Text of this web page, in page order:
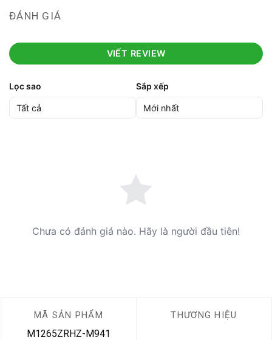
ĐÁNH GIÁ
VIẾT REVIEW
Lọc sao Sắp xếp
Chưa có đánh giá nào. Hãy là người đầu tiên!
MÃ SẢN PHẨM
M1265ZRHZ-M941
THƯƠNG HIỆU